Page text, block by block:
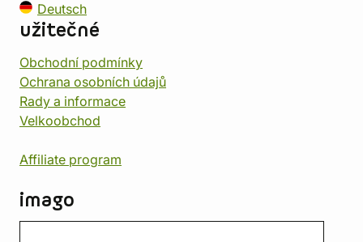
Deutsch
užitečné
Obchodní podmínky
Ochrana osobních údajů
Rady a informace
Velkoobchod
Affiliate program
imago